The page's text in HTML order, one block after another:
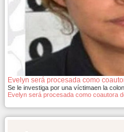
Evelyn será procesada como
Se le investiga por una víctimaen la
Evelyn será procesada como coautora